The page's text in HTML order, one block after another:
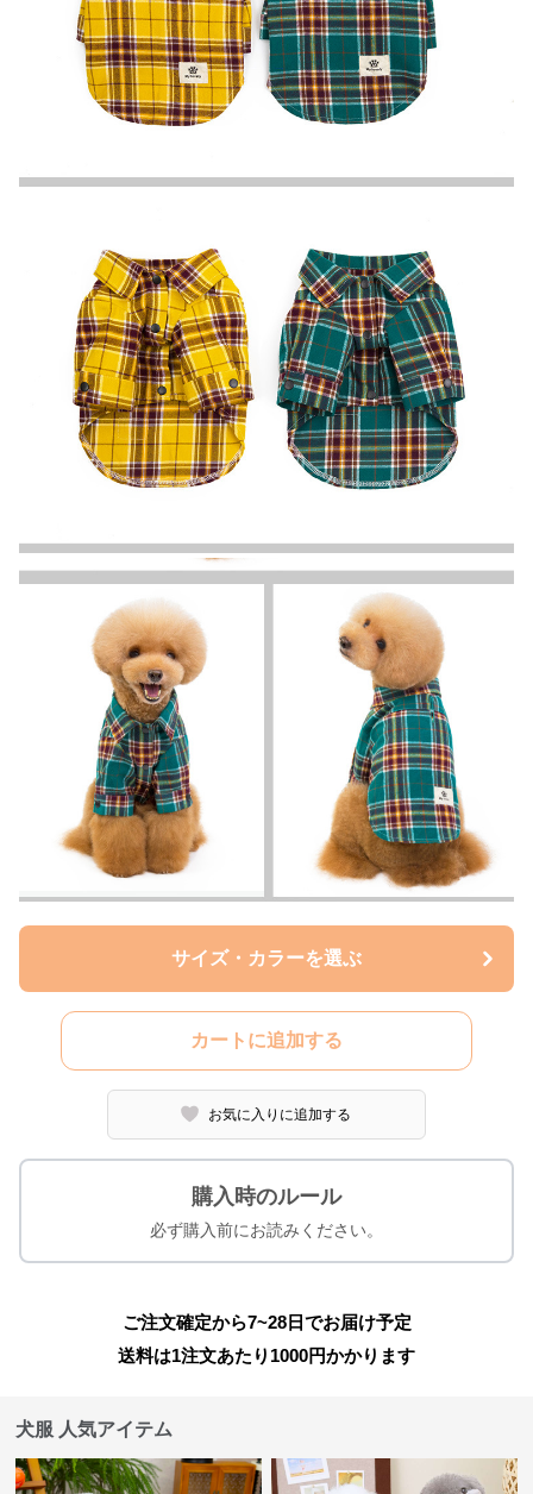
サイズ・カラーを選ぶ
カートに追加する
お気に入りに追加する
購入時のルール
必ず購入前にお読みください。
ご注文確定から7~28日でお届け予定
送料は1注文あたり 1000円かかります
犬服 人気アイテム